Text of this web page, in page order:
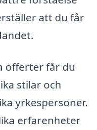
att du får
offerter får du
stilar och
yrkespersoner.
erfarenheter